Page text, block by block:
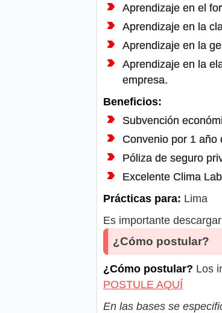
Aprendizaje en el
Aprendizaje en la
Aprendizaje en la
Aprendizaje en la
empresa.
Beneficios:
Subvención
Convenio por 1 año
Póliza de seguro
Excelente Clima
Prácticas para: Lima
Es importante
¿Cómo postular?
¿Cómo postular? Los
POSTULE AQUÍ
En las bases se